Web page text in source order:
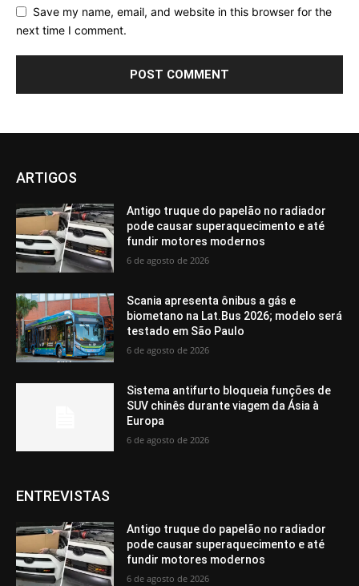
Save my name, email, and website in this browser for the
next time I comment.
ARTIGOS
Antigo truque do papelão no radiador
pode causar superaquecimento e até
fundir motores modernos
6 de agosto de 2026
Scania apresenta ônibus a gás e
biometano na Lat.Bus 2026; modelo será
testado em São Paulo
6 de agosto de 2026
Sistema antifurto bloqueia funções de
SUV chinês durante viagem da Ásia à
Europa
6 de agosto de 2026
ENTREVISTAS
Antigo truque do papelão no radiador
pode causar superaquecimento e até
fundir motores modernos
6 de agosto de 2026